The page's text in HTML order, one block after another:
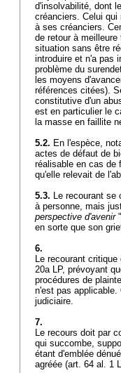
d'insolvabilité, dont
créanciers. Celui qui
à ses créanciers.
de retour à
situation sans être
introduire et n'a pas
problème du
les moyens
références citées).
constitutive d'un
est en particulier le
la masse en faillite
5.2. En l'espèce,
actes de défaut de
réalisable en cas de
qu'elle relevait de
5.3. Le recourant se
à personne, mais
perspective d'avenir
en sorte que son
6.
Le recourant
20a LP, prévoyant
procédures de
n'est pas applicable.
judiciaire.
7.
Le recours doit par
qui succombe,
étant d'emblée
agréée (art. 64 al. 1